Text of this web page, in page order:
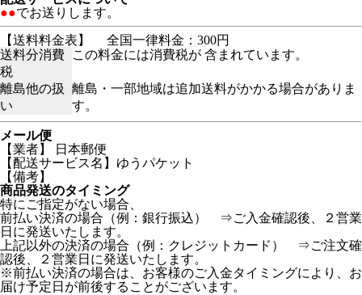
●●でお送りします。
【送料料金表】
全国一律料金：300円
送料分消費
税
この料金には消費税が 含まれています。
離島他の扱
い
離島・一部地域は追加送料がかかる場合がありま
す。
メール便
【業者】 日本郵便
【配送サービス名】ゆうパケット
【備考】
商品発送のタイミング
特にご指定がない場合、
前払い決済の場合（例：銀行振込） ⇒ご入金確認後、２営業
日に発送いたします。
上記以外の決済の場合（例：クレジットカード） ⇒ご注文確
認後、２営業日に発送いたします。
※前払い決済の場合は、お客様のご入金タイミングにより、お
届け予定日が前後することがございます。